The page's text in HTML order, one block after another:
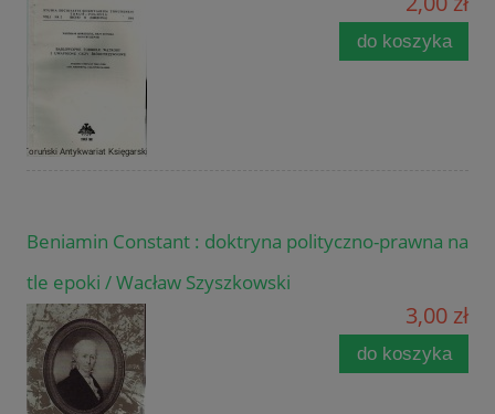
do koszyka
Beniamin Constant : doktryna polityczno-prawna na
tle epoki / Wacław Szyszkowski
3,00 zł
do koszyka